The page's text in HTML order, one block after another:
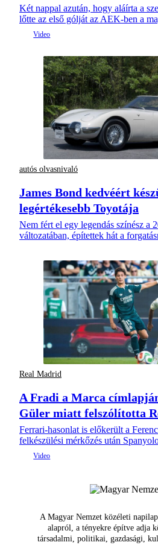
Két nappal azután, hogy aláírta a
lőtte az első gólját az AEK-ben a
autós olvasnivaló
James Bond kedvéért
legértékesebb Toyotája
Nem fért el egy legendás színész a
változatában, építettek hát a
Real Madrid
A Fradi a Marca
Güler miatt felszólította
Ferrari-hasonlat is előkerült a
felkészülési mérkőzés után
A Magyar Nemzet közéleti
alapról, a tényekre építve adja
társadalmi, politikai, gazdasági,